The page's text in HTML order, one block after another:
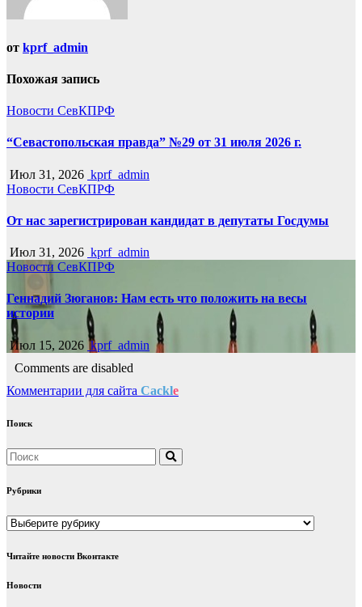
от kprf_admin
Похожая запись
Новости СевКПРФ
“Севастопольская правда” №29 от 31 июля 2026 г.
Июл 31, 2026 kprf_admin
Новости СевКПРФ
От нас зарегистрирован кандидат в депутаты Госдумы
Июл 31, 2026 kprf_admin
Новости СевКПРФ
Геннадий Зюганов: Нам есть что положить на весы
истории
Июл 15, 2026 kprf_admin
Comments are disabled
Комментарии для сайта Cackle
Поиск
Рубрики
Рубрики
Читайте новости Вконтакте
Новости